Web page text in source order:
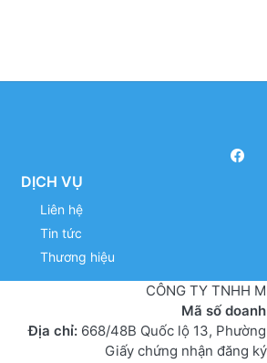
DỊCH VỤ
Liên hệ
Tin tức
Thương hiệu
CÔNG TY TNHH
Mã số
Địa chỉ:668/48B Quốc lộ 13,
Giấy chứng nhận đăng